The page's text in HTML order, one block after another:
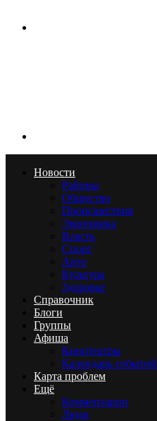
Новости
Районы
Общество
Происшествия
Экономика
Власть
Спорт
Авто
Культура
Здоровье
Справочник
Блоги
Группы
Афиша
Кинотеатры
Календарь событий
Карта проблем
Ещё
Комментарии
Люди